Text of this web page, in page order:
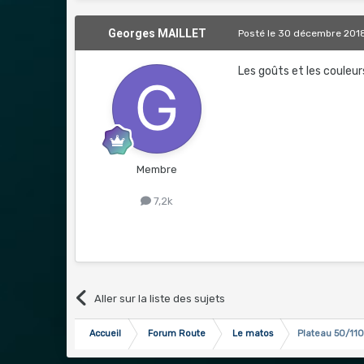
Georges MAILLET
Membre
7,2k
Postéle 30 décembre
Les goûts et les
Aller sur la liste des sujets
Accueil Forum Route Le matos Plateau 50/110